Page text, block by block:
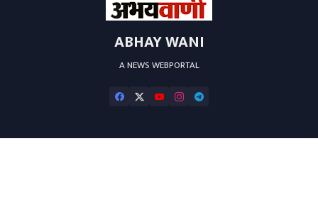
ABHAY WANI
A NEWS WEBPORTAL